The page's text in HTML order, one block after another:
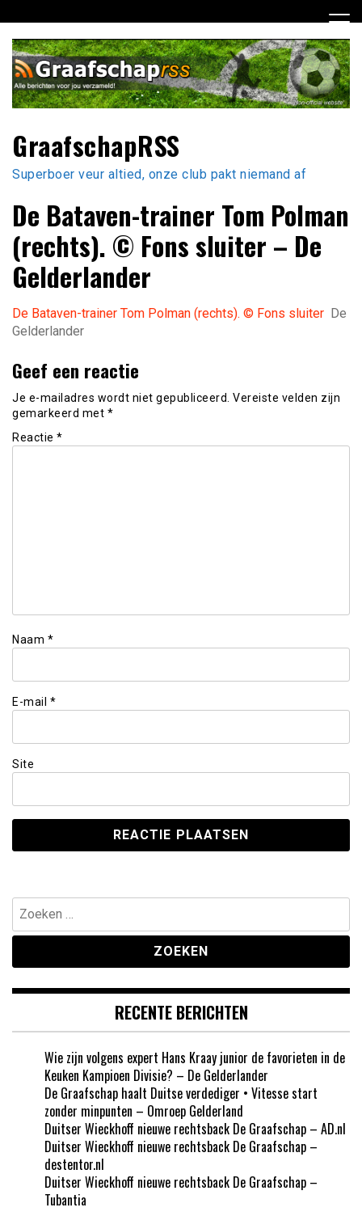
naar
inhoud
GraafschapRSS
Superboer veur altied, onze club pakt niemand af
De Bataven-trainer Tom Polman
(rechts). © Fons sluiter – De
Gelderlander
De Bataven-trainer Tom Polman (rechts). © Fons sluiter De
Gelderlander
Geef een reactie
Je e-mailadres wordt niet gepubliceerd. Vereiste velden zijn
gemarkeerd met *
Reactie *
Naam *
E-mail *
Site
Zoeken
naar:
RECENTE BERICHTEN
Wie zijn volgens expert Hans Kraay junior de favorieten in de
Keuken Kampioen Divisie? – De Gelderlander
De Graafschap haalt Duitse verdediger • Vitesse start
zonder minpunten – Omroep Gelderland
Duitser Wieckhoff nieuwe rechtsback De Graafschap – AD.nl
Duitser Wieckhoff nieuwe rechtsback De Graafschap –
destentor.nl
Duitser Wieckhoff nieuwe rechtsback De Graafschap –
Tubantia